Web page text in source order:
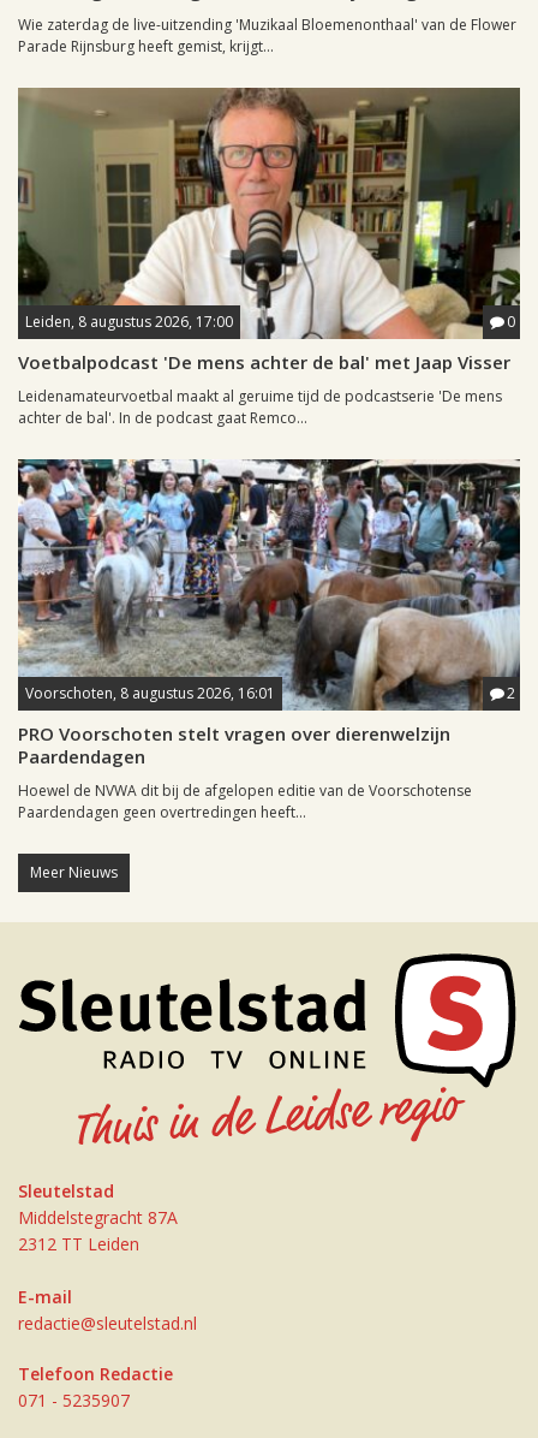
Wie zaterdag de live-uitzending 'Muzikaal Bloemenonthaal' van de Flower
Parade Rijnsburg heeft gemist, krijgt...
Leiden, 8 augustus 2026, 17:00 0
Voetbalpodcast 'De mens achter de bal' met Jaap Visser
Leidenamateurvoetbal maakt al geruime tijd de podcastserie 'De mens
achter de bal'. In de podcast gaat Remco...
Voorschoten, 8 augustus 2026, 16:01 2
PRO Voorschoten stelt vragen over dierenwelzijn
Paardendagen
Hoewel de NVWA dit bij de afgelopen editie van de Voorschotense
Paardendagen geen overtredingen heeft...
Meer Nieuws
Sleutelstad
Middelstegracht 87A
2312 TT Leiden
E-mail
redactie@sleutelstad.nl
Telefoon Redactie
071 - 5235907